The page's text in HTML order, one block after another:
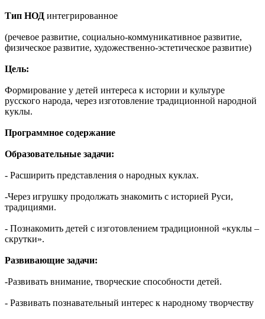
Тип НОД интегрированное
(речевое развитие, социально-коммуникативное развитие,
физическое развитие, художественно-эстетическое развитие)
Цель:
Формирование у детей интереса к истории и культуре
русского народа, через изготовление традиционной народной
куклы.
Программное содержание
Образовательные задачи:
- Расширить представления о народных куклах.
-Через игрушку продолжать знакомить с историей Руси,
традициями.
- Познакомить детей с изготовлением традиционной «куклы –
скрутки».
Развивающие задачи:
-Развивать внимание, творческие способности детей.
- Развивать познавательный интерес к народному творчеству